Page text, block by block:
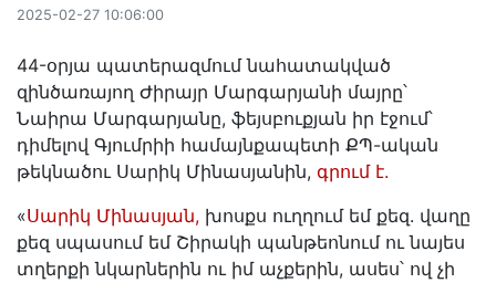
2025-02-27 10:06:00
44-օրյա պատերազմում նահատակված
զինծառայող Ժիրայր Մարգարյանի մայրը՝
Նաիրա Մարգարյանը, ֆեյսբուքյան իր էջում՝
դիմելով Գյումրիի համայնքապետի ՔՊ-ական
թեկնածու Սարիկ Մինասյանին, գրում է.
«Սարիկ Մինասյան, խոսքս ուղղում եմ քեզ. վաղը
քեզ սպասում եմ Շիրակի պանթեոնում ու նայես
տղերքի նկարներին ու իմ աչքերին, ասես՝ ով չի